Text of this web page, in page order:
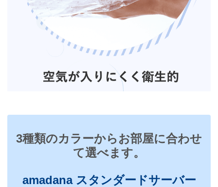
3種類のカラーからお部屋に合わせ
て選べます。
amadana スタンダードサーバー